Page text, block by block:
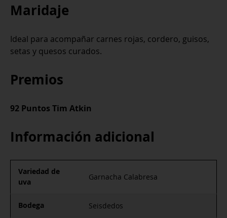
Maridaje
Ideal para acompañar carnes rojas, cordero, guisos,
setas y quesos curados.
Premios
92 Puntos Tim Atkin
Información adicional
Variedad de
uva
Garnacha Calabresa
Bodega Seisdedos